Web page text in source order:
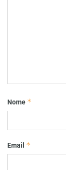
Nome *
Email *